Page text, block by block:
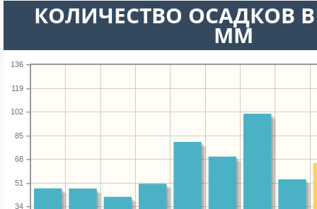
КОЛИЧЕСТВО ОСАДКОВ В
ММ
34
51
68
85
102
119
136